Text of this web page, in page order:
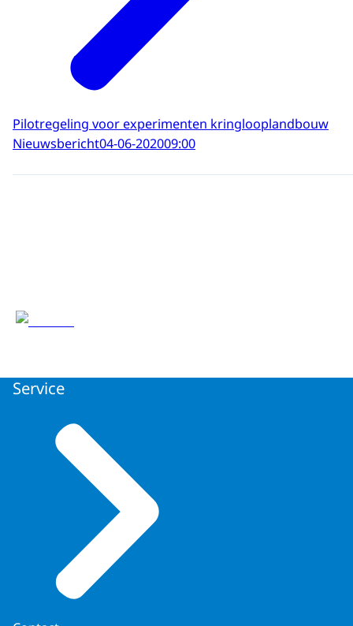
Pilotregeling voor experimenten kringlooplandbouw
Nieuwsbericht04-06-202009:00
Service